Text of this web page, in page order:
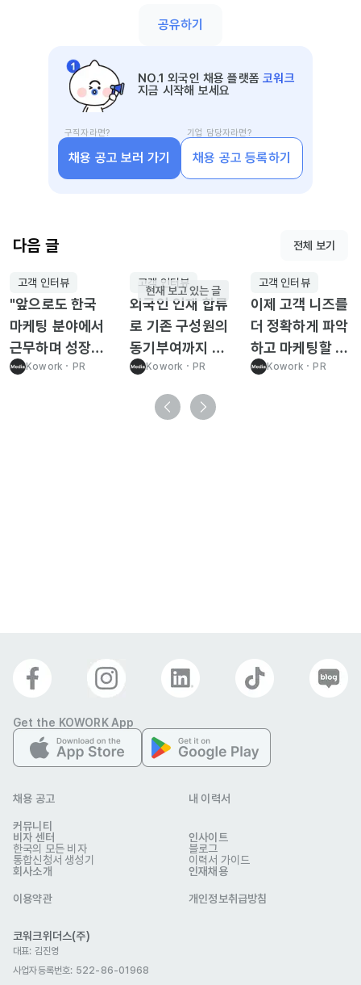
공유하기
NO.1 외국인 채용 플랫폼코워크
지금 시작해 보세요
구직자라면?
채용 공고 보러 가기
기업 담당자라면?
채용 공고 등록하기
다음 글 전체 보기
고객 인터뷰
"앞으로도 한국
마케팅 분야에서
근무하며 성장하
고 싶습니다."
Kowork ･ PR
고객 인터뷰
외국인 인재 합류
로 기존 구성원의
동기부여까지 이
끌어내서 시너지
가 엄청나요! —
휴온스
Kowork ･PR
현재 보고 있는 글
고객 인터뷰
이제 고객 니즈를
더 정확하게 파악
하고 마케팅할 수
있어요 — 홈스인
Kowork･PR
Get the KOWORK App
채용 공고 내 이력서
커뮤니티
비자 센터
한국의 모든 비자
통합신청서 생성기
인사이트
블로그
이력서 가이드
회사소개
인재채용
이용약관 개인정보취급방침
코워크위더스(주)
대표: 김진영
사업자등록번호: 522-86-01968